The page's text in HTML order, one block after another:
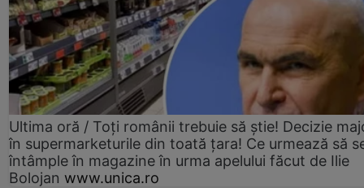
Ultima oră / Toți românii trebuie să știe! Decizie
în supermarketurile din toată țara! Ce urmează să
întâmple în magazine în urma apelului făcut de Ilie
Bolojan www.unica.ro